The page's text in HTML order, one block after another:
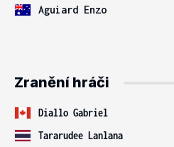
Aguiard Enzo
Zranění hráči
Diallo Gabriel
Tararudee Lanlana